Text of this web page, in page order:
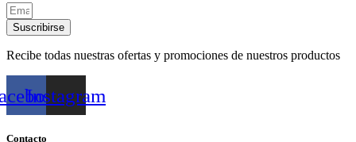
Suscribirse
Recibe todas nuestras ofertas y promociones de nuestros productos
Instagram
Contacto